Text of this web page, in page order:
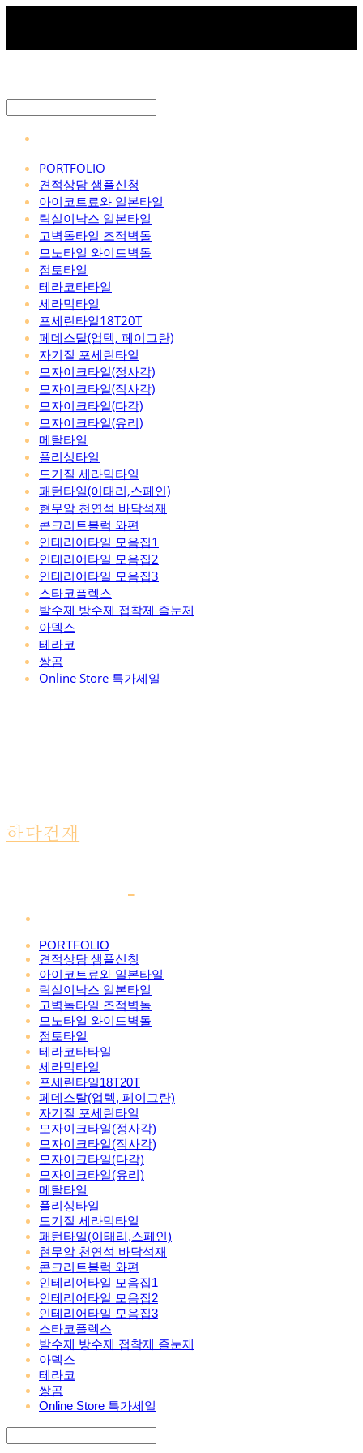
PORTFOLIO
견적상담 샘플신청
아이코트료와 일본타일
릭실이낙스 일본타일
고벽돌타일 조적벽돌
모노타일 와이드벽돌
점토타일
테라코타타일
세라믹타일
포세린타일18T20T
페데스탈(업텍, 페이그란)
자기질 포세린타일
모자이크타일(정사각)
모자이크타일(직사각)
모자이크타일(다각)
모자이크타일(유리)
메탈타일
폴리싱타일
도기질 세라믹타일
패턴타일(이태리,스페인)
현무암 천연석 바닥석재
콘크리트블럭 와편
인테리어타일 모음집1
인테리어타일 모음집2
인테리어타일 모음집3
스타코플렉스
발수제 방수제 접착제 줄눈제
아덱스
테라코
쌍곰
Online Store 특가세일
하다건재
PORTFOLIO
견적상담 샘플신청
아이코트료와 일본타일
릭실이낙스 일본타일
고벽돌타일 조적벽돌
모노타일 와이드벽돌
점토타일
테라코타타일
세라믹타일
포세린타일18T20T
페데스탈(업텍, 페이그란)
자기질 포세린타일
모자이크타일(정사각)
모자이크타일(직사각)
모자이크타일(다각)
모자이크타일(유리)
메탈타일
폴리싱타일
도기질 세라믹타일
패턴타일(이태리,스페인)
현무암 천연석 바닥석재
콘크리트블럭 와편
인테리어타일 모음집1
인테리어타일 모음집2
인테리어타일 모음집3
스타코플렉스
발수제 방수제 접착제 줄눈제
아덱스
테라코
쌍곰
Online Store 특가세일